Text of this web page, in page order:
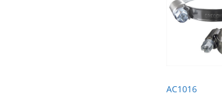
AC1016